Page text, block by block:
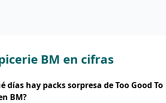
BM en cifras
días hay packs sorpresa de Too Good To
BM?